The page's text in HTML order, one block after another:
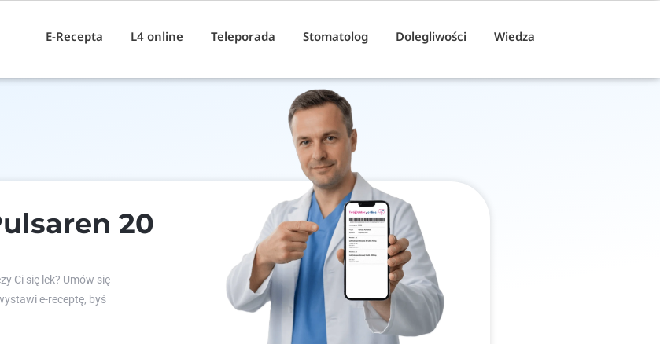
E-Recepta L4 online Teleporada Stomatolog Dolegliwości Wiedza
20
Ci się lek? Umów się
e-receptę, byś